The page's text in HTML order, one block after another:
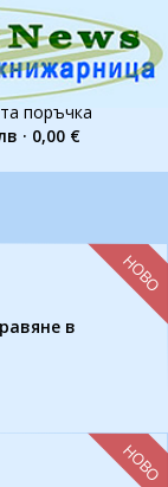
поръчка
· 0,00 €
в
НОВО
НОВО